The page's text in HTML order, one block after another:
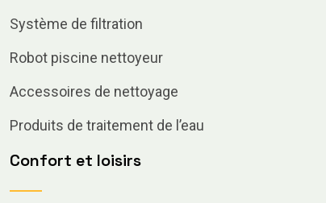
Système de filtration
Robot piscine nettoyeur
Accessoires de nettoyage
Produits de traitement de l’eau
Confort et loisirs